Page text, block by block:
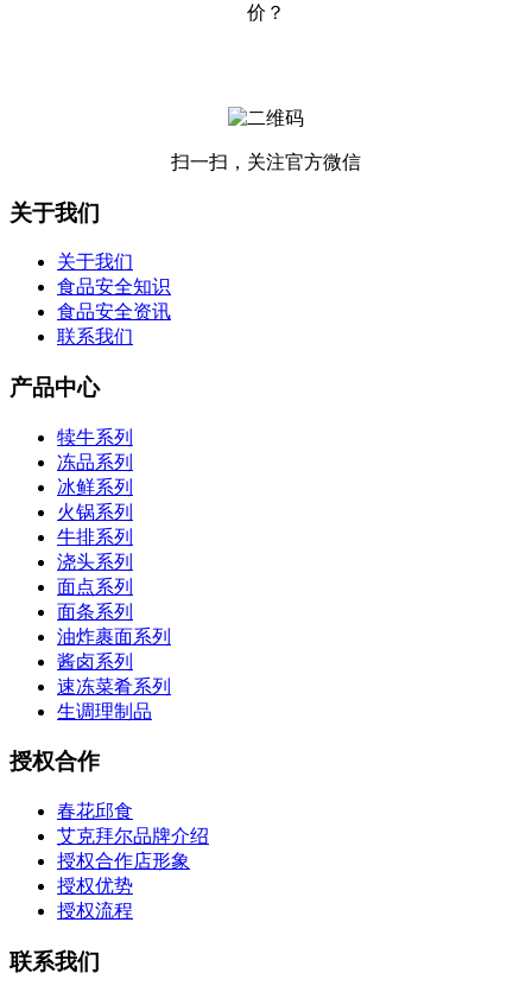
价？
扫一扫，关注官方微信
关于我们
关于我们
食品安全知识
食品安全资讯
联系我们
产品中心
犊牛系列
冻品系列
冰鲜系列
火锅系列
牛排系列
浇头系列
面点系列
面条系列
油炸裹面系列
酱卤系列
速冻菜肴系列
生调理制品
授权合作
春花邱食
艾克拜尔品牌介绍
授权合作店形象
授权优势
授权流程
联系我们